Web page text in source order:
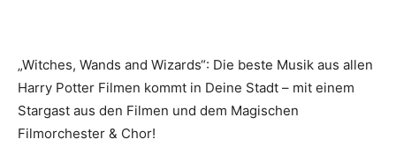
„Witches, Wands and Wizards“: Die beste Musik aus allen
Harry Potter Filmen kommt in Deine Stadt – mit einem
Stargast aus den Filmen und dem Magischen
Filmorchester & Chor!